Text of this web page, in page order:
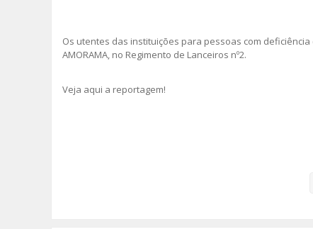
Os utentes das instituições para pessoas com
AMORAMA, no Regimento de Lanceiros nº2.
Veja aqui a reportagem!